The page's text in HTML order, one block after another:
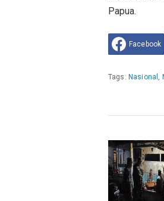
Papua.
Facebook
Tags: Nasional ,